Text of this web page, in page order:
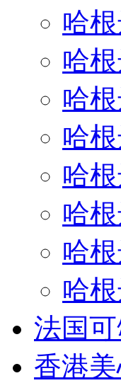
哈
哈
哈
哈
哈
哈
哈
哈
法国
香港